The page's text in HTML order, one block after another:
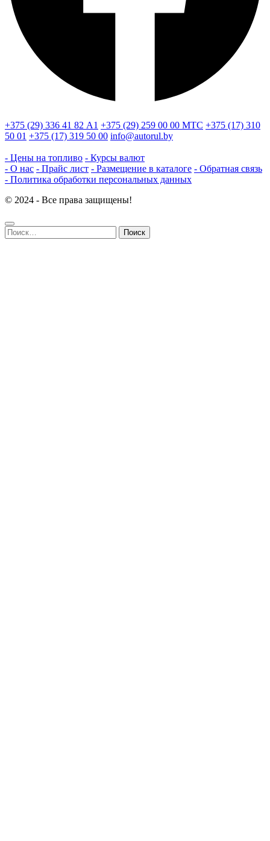
+375 (29) 336 41 82 А1 +375 (29) 259 00 00 МТС +375 (17) 310
50 01 +375 (17) 319 50 00 info@autorul.by
- Цены на топливо - Курсы валют
- О нас - Прайс лист - Размещение в каталоге - Обратная связь
- Политика обработки персональных данных
© 2024 - Все права защищены!
Найти: